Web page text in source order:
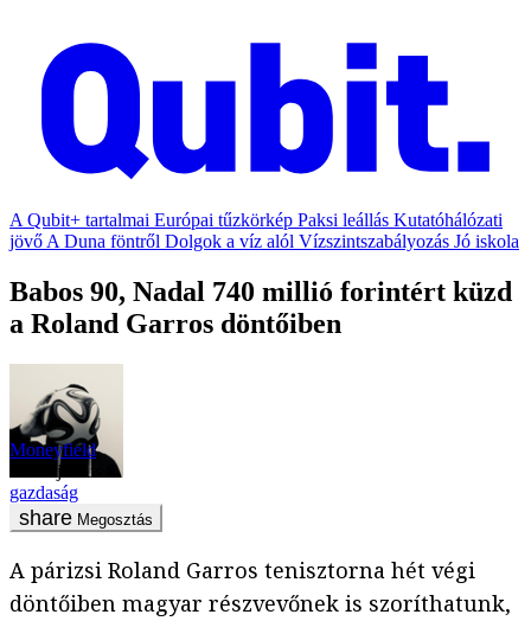
A Qubit+ tartalmai Európai tűzkörkép Paksi leállás Kutatóhálózati
jövő A Duna föntről Dolgok a víz alól Vízszintszabályozás Jó iskola
Babos 90, Nadal 740 millió forintért küzd
a Roland Garros döntőiben
Moneyfield
2019. június 8.
gazdaság
Megosztás
A párizsi Roland Garros tenisztorna hét végi
döntőiben magyar részvevőnek is szoríthatunk,